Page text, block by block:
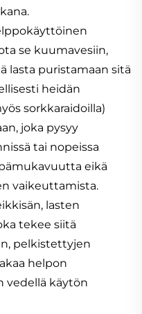
se kuumavesiin,
lasta puristamaan sitä
heidän
sorkkaraidoilla)
joka pysyy
tai nopeissa
eikä
vaikeuttamista.
lasten
tekee siitä
pelkistettyjen
helpon
vedellä käytön